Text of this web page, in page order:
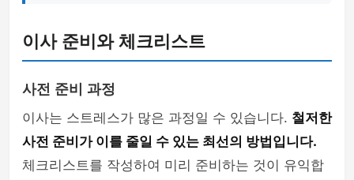
이사 준비와 체크리스트
사전 준비 과정
이사는 스트레스가 많은 과정일 수 있습니다. 철저한
사전 준비가 이를 줄일 수 있는 최선의 방법입니다.
체크리스트를 작성하여 미리 준비하는 것이 유익합